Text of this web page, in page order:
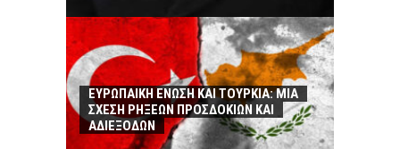
ΕΥΡΩΠΑΙΚΗ ΕΝΩΣΗ ΚΑΙ ΤΟΥΡΚΙΑ: ΜΙΑ
ΣΧΕΣΗ ΡΗΞΕΩΝ ΠΡΟΣΔΟΚΙΩΝ ΚΑΙ
ΑΔΙΕΞΟΔΩΝ